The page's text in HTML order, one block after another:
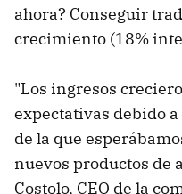
ahora? Conseguir
crecimiento (18%
"Los ingresos
expectativas debido
de la que
nuevos productos de
Costolo, CEO de la